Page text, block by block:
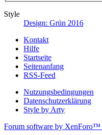
Style
Design: Grün 2016
Kontakt
Hilfe
Startseite
Seitenanfang
RSS-Feed
Nutzungsbedingungen
Datenschutzerklärung
Style by Arty
Forum software by XenForo™